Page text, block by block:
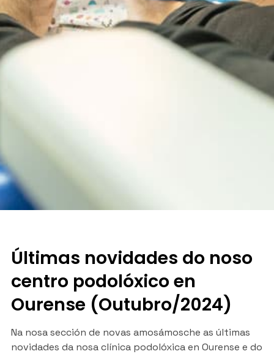
Últimas novidades do noso
centro podolóxico en
Ourense (Outubro/2024)
Na nosa sección de novas amosámosche as últimas
novidades da nosa clínica podolóxica en Ourense e do